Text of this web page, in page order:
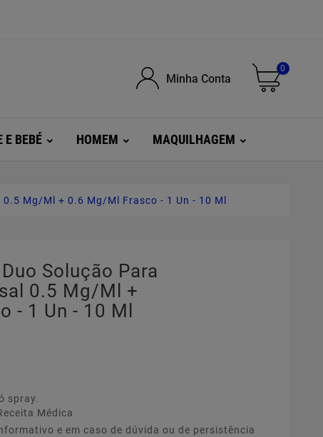
Minha Conta
0
E BEBÉ HOMEM MAQUILHAGEM
Mg/ml + 0.6 Mg/ml Frasco - 1 Un - 10 Ml
Solução Para
0.5 Mg/ml +
- 1 Un - 10 Ml
spray.
Médica
e em caso de dúvida ou de persistência